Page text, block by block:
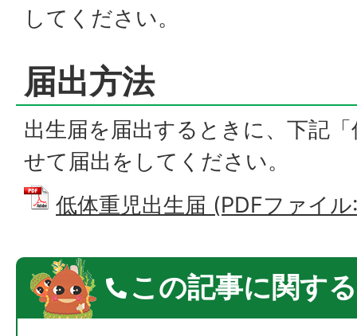
してください。
届出方法
出生届を届出するときに、下記
せて届出をしてください。
低体重児出生届 (PDFファイ
この記事に関す